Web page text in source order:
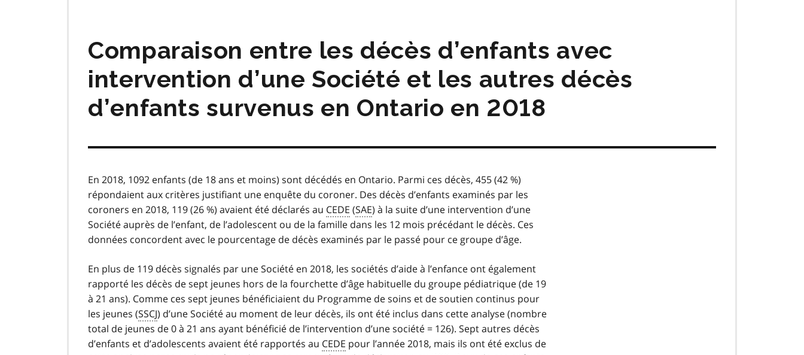
Comparaison entre les décès d’enfants avec
intervention d’une Société et les autres décès
d’enfants survenus en Ontario en 2018
En 2018, 1092 enfants (de 18 ans et moins) sont décédés en Ontario. Parmi ces décès, 455 (42 %)
répondaient aux critères justifiant une enquête du coroner. Des décès d’enfants examinés par les
coroners en 2018, 119 (26 %) avaient été déclarés au CEDE (SAE) à la suite d’une intervention d’une
Société auprès de l’enfant, de l’adolescent ou de la famille dans les 12 mois précédant le décès. Ces
données concordent avec le pourcentage de décès examinés par le passé pour ce groupe d’âge.
En plus de 119 décès signalés par une Société en 2018, les sociétés d’aide à l’enfance ont également
rapporté les décès de sept jeunes hors de la fourchette d’âge habituelle du groupe pédiatrique (de 19
à 21 ans). Comme ces sept jeunes bénéficiaient du Programme de soins et de soutien continus pour
les jeunes (SSCJ) d’une Société au moment de leur décès, ils ont été inclus dans cette analyse (nombre
total de jeunes de 0 à 21 ans ayant bénéficié de l’intervention d’une société = 126). Sept autres décès
d’enfants et d’adolescents avaient été rapportés au CEDE pour l’année 2018, mais ils ont été exclus de